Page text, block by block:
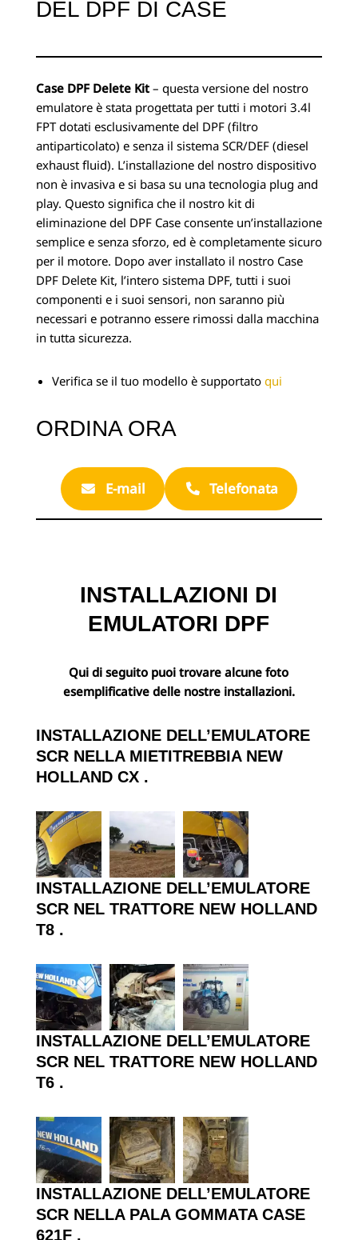
DEL DPF DI CASE
Case DPF Delete Kit– questa versione del nostro
emulatore è stata progettata per tutti i motori 3.4l
FPT dotati esclusivamente del DPF (filtro
antiparticolato) e senza il sistema SCR/DEF (diesel
exhaust fluid). L’installazione del nostro dispositivo
non è invasiva e si basa su una tecnologia plug and
play. Questo significa che il nostro kit di
eliminazione del DPF Case consente un’installazione
semplice e senza sforzo, ed è completamente sicuro
per il motore. Dopo aver installato il nostro Case
DPF Delete Kit, l’intero sistema DPF, tutti i suoi
componenti e i suoi sensori, non saranno più
necessari e potranno essere rimossi dalla macchina
in tutta sicurezza.
Verifica se il tuo modello è supportato qui
ORDINA ORA
E-mail Telefonata
INSTALLAZIONI DI
EMULATORI DPF
Qui di seguito puoi trovare alcune foto
esemplificative delle nostre installazioni.
INSTALLAZIONE DELL’EMULATORE
SCR NELLA MIETITREBBIA NEW
HOLLAND CX .
INSTALLAZIONE DELL’EMULATORE
SCR NEL TRATTORE NEW HOLLAND
T8 .
INSTALLAZIONE DELL’EMULATORE
SCR NEL TRATTORE NEW HOLLAND
T6 .
INSTALLAZIONE DELL’EMULATORE
SCR NELLA PALA GOMMATA CASE
621F .